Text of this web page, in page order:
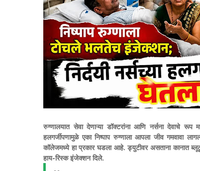
रुग्णालयात सेवा देणाऱ्या डॉक्टरांना आणि नर्सना देवाचे रूप
हलगर्जीपणामुळे एका निष्पाप रुग्णाला आपला जीव गमवावा
कॉलेजमध्ये हा प्रकार घडला आहे. ड्युटीवर असताना कानात
हाय-रिस्क इंजेक्शन दिले.